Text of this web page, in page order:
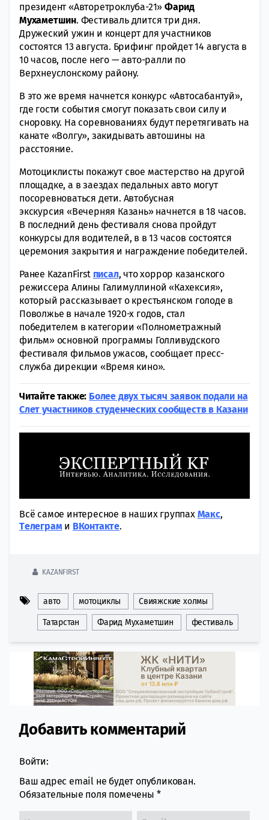
президент «Авторетроклуба-21»Фарид
Мухаметшин. Фестиваль длится три дня.
Дружеский ужин и концерт для участников
состоятся 13 августа. Брифинг пройдет 14 августа в
10 часов, после него — авто-ралли по
Верхнеуслонскому району.
В это же время начнется конкурс «Автосабантуй»,
где гости события смогут показать свои силу и
сноровку. На соревнованиях будут перетягивать на
канате «Волгу», закидывать автошины на
расстояние.
Мотоциклисты покажут свое мастерство на другой
площадке, а в заездах педальных авто могут
посоревноваться дети. Автобусная
экскурсия «Вечерняя Казань» начнется в 18 часов.
В последний день фестиваля снова пройдут
конкурсы для водителей, в в 13 часов состоятся
церемония закрытия и награждение победителей.
Ранее KazanFirst писал, что хоррор казанского
режиссера Алины Галимуллиной «Кахексия»,
который рассказывает о крестьянском голоде в
Поволжье в начале 1920-х годов, стал
победителем в категории «Полнометражный
фильм» основной программы Голливудского
фестиваля фильмов ужасов, сообщает пресс-
служба дирекции «Время кино».
Читайте также: Более двух тысяч заявок подали на
Слет участников студенческих сообществ в Казани
Всё самое интересное в наших группах Макс,
Tелеграми ВКонтакте.
KAZANFIRST
авто мотоциклы Свияжские холмы
Татарстан Фарид Мухаметшин фестиваль
Comment section
Добавить комментарий
Войти:
Ваш адрес email не будет опубликован.
Обязательные поля помечены *